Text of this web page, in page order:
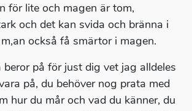
för lite och magen är tom,
och det kan svida och bränna i
också få smärtor i magen.
på för just dig vet jag alldeles
på, du behöver nog prata med
hur du mår och vad du känner, du